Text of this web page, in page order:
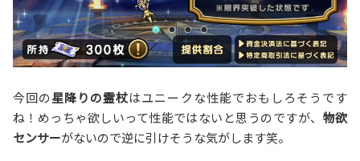
今回の星降りの霊杖はユニークな性能でおもしろそうです
ね！めっちゃ欲しいって性能ではないと思うのですが、 物欲
センサーがないので逆に引けそうな気がします笑。